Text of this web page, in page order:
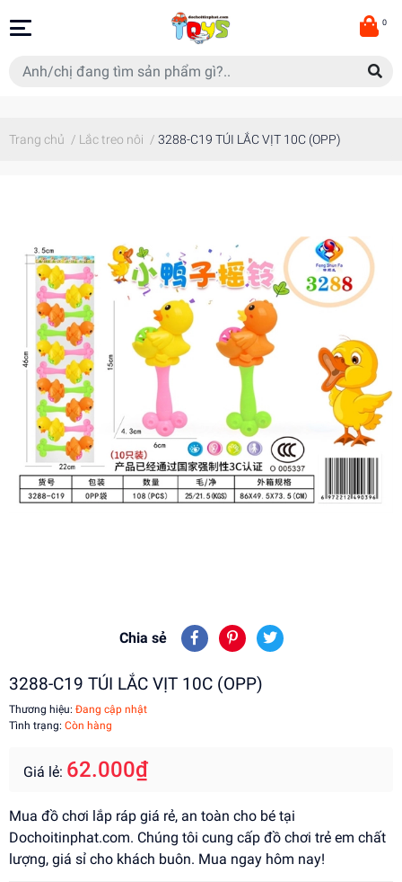
0
Trang chủ / Lắc treo nôi / 3288-C19 TÚI LẮC VỊT 10C (OPP)
Chia sẻ
3288-C19 TÚI LẮC VỊT 10C (OPP)
Thương hiệu: Đang cập nhật
Tình trạng: Còn hàng
Giá lẻ: 62.000₫
Mua đồ chơi lắp ráp giá rẻ, an toàn cho bé tại
Dochoitinphat.com. Chúng tôi cung cấp đồ chơi trẻ em chất
lượng, giá sỉ cho khách buôn. Mua ngay hôm nay!